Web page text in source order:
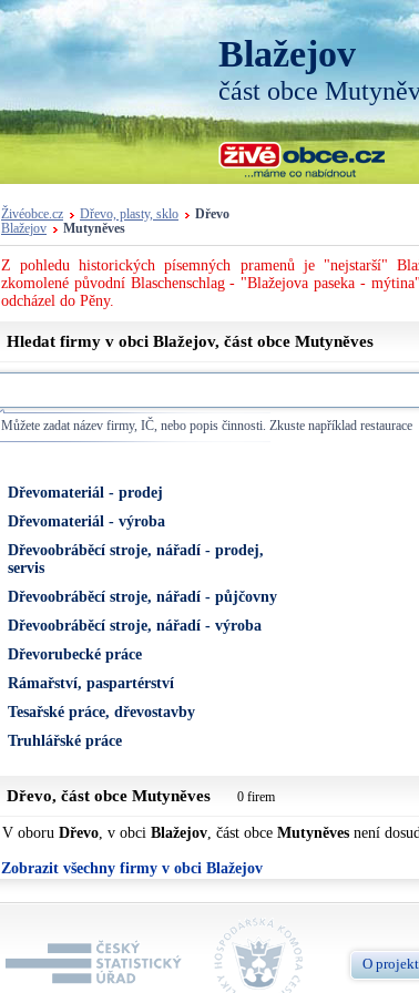
Blažejov
část obce
Živéobce.cz Dřevo, plasty, sklo
Dřevo
Blažejov
Mutyněves
Z pohledu historických písemných pramenů je "nejstarší"
zkomolené původní Blaschenschlag - "Blažejova paseka -
odcházel do Pěny.
Hledat firmy v obci Blažejov, část obce Mutyněves
Můžete zadat název firmy, IČ, nebo popis činnosti. Zkuste například restaurace
Dřevomateriál - prodej
Dřevomateriál - výroba
Dřevoobráběcí stroje, nářadí - prodej,
servis
Dřevoobráběcí stroje, nářadí - půjčovny
Dřevoobráběcí stroje, nářadí - výroba
Dřevorubecké práce
Rámařství, paspartérství
Tesařské práce, dřevostavby
Truhlářské práce
Dřevo, část obce Mutyněves 0 firem
V oboru Dřevo, v obci Blažejov, část obce Mutyněves není
Zobrazit všechny firmy v obci Blažejov
O